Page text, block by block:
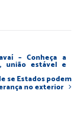
– Conheça a
união estável e
se Estados podem
no exterior